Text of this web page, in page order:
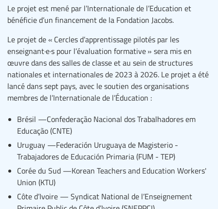
Le projet est mené par l’Internationale de l’Education et
bénéficie d’un financement de la Fondation Jacobs.
Le projet de « Cercles d’apprentissage pilotés par les
enseignant·e·s pour l’évaluation formative » sera mis en
œuvre dans des salles de classe et au sein de structures
nationales et internationales de 2023 à 2026. Le projet a été
lancé dans sept pays, avec le soutien des organisations
membres de l’Internationale de l’Éducation :
Brésil —Confederação Nacional dos Trabalhadores em
Educação (CNTE)
Uruguay —Federación Uruguaya de Magisterio -
Trabajadores de Educación Primaria (FUM - TEP)
Corée du Sud —Korean Teachers and Education Workers'
Union (KTU)
Côte d’Ivoire — Syndicat National de l’Enseignement